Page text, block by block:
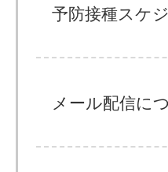
予防接種スケ
メール配信に